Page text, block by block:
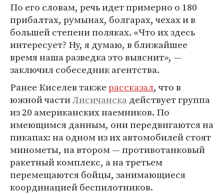
По его словам, речь идет примерно о 180
прибалтах, румынах, болгарах, чехах и в
большей степени поляках. «Что их здесь
интересует? Ну, я думаю, в ближайшее
время наша разведка это выяснит», —
заключил собеседник агентства.
Ранее Киселев такжерассказал, что в
южной частиЛисичанскадействует группа
из 20 американских наемников. По
имеющимся данным, они передвигаются на
пикапах: на одном из их автомобилей стоят
минометы, на втором — противотанковый
ракетный комплекс, а на третьем
перемещаются бойцы, занимающиеся
координацией беспилотников.